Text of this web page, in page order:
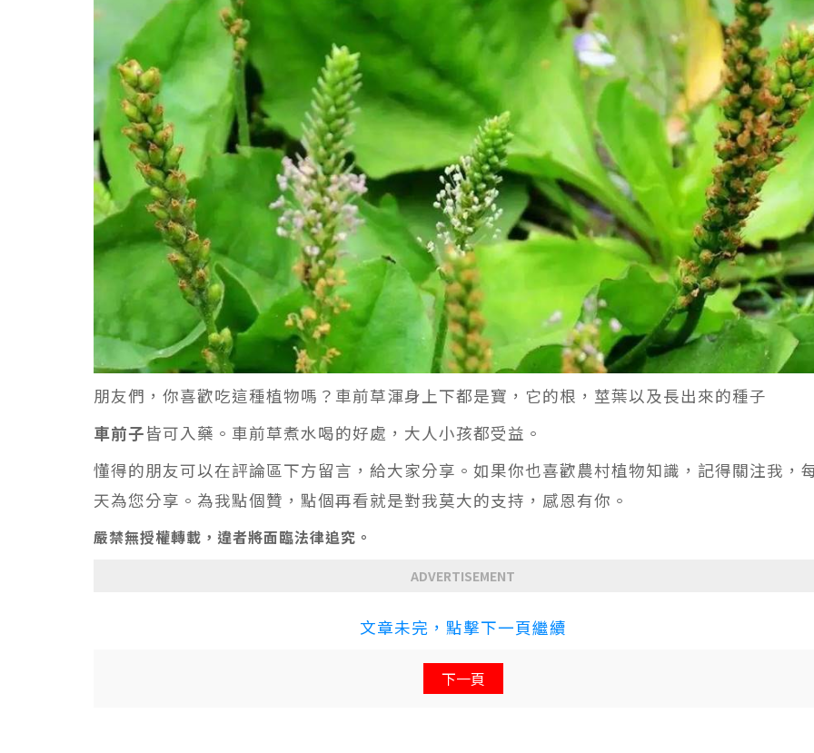
朋友們，你喜歡吃這種植物嗎？車前草渾身上下都是寶，它的根，莖葉以及長出來的種子
車前子皆可入藥。車前草煮水喝的好處，大人小孩都受益。
懂得的朋友可以在評論區下方留言，給大家分享。如果你也喜歡農村植物知識，記得關注我，
天為您分享。為我點個贊，點個再看就是對我莫大的支持，感恩有你。
嚴禁無授權轉載，違者將面臨法律追究。
ADVERTISEMENT
文章未完，點擊下一頁繼續
下一頁